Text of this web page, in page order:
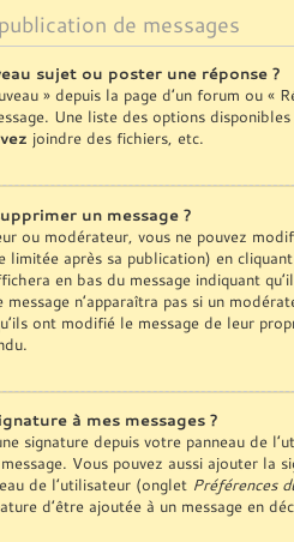
de messages
sujet ou poster une réponse ?
» depuis la page d’un forum ou «
Une liste des options
joindre des fichiers, etc.
un message ?
ou modérateur, vous ne pouvez
limitée après sa publication) en
en bas du message indiquant
n’apparaîtra pas si un
ont modifié le message de leur
à mes messages ?
signature depuis votre panneau de
Vous pouvez aussi ajouter la
de l’utilisateur (onglet Préférences
d’être ajoutée à un message en